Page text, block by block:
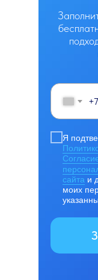
+7
Я
сайта и
моих